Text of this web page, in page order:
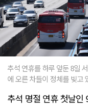
추석 연휴를 하루 앞둔 8일
에 오른 차들이 정체를 빚고
추석 명절 연휴 첫날인